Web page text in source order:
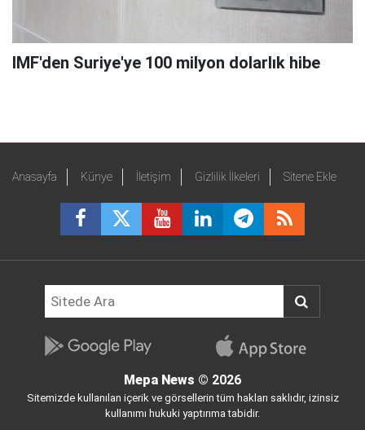
IMF'den Suriye'ye 100 milyon dolarlık hibe
Anasayfa Künye İletişim Gizlilik İlkeleri Sitene Ekle
Mepa News © 2026
Sitemizde kullanılan içerik ve görsellerin tüm hakları saklıdır, izinsiz
kullanımı hukuki yaptırıma tabidir.